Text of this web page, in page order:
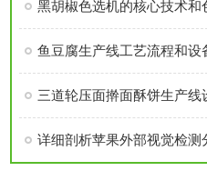
鱼豆腐生产线工艺流程和